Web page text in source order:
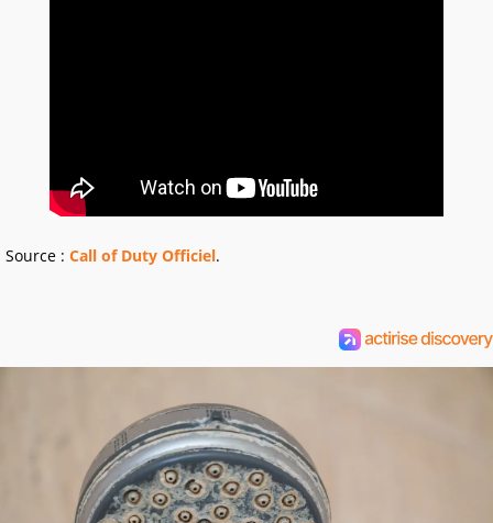
Source : Call of Duty Officiel.